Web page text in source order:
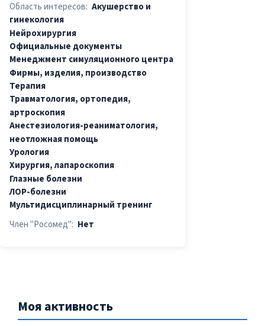
Область интересов: Акушерство и
гинекология
Нейрохирургия
Официальные документы
Менеджмент симуляционного центра
Фирмы, изделия, производство
Терапия
Травматология, ортопедия,
артроскопия
Анестезиология-реаниматология,
неотложная помощь
Урология
Хирургия, лапароскопия
Глазные болезни
ЛОР-болезни
Мультидиcциплинарный тренинг
Член "Росомед": Нет
Моя активность